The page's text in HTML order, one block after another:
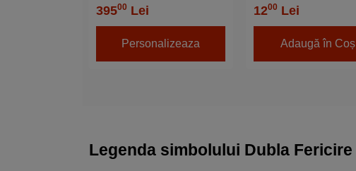
39500 Lei
Personalizeaza
1200 Lei
Adaugă în Coș
Legenda simbolului Dubla Fericire